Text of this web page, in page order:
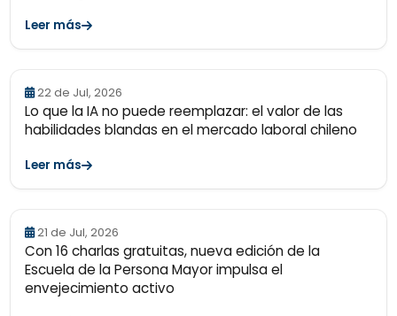
Leer más
22 de Jul, 2026
Lo que la IA no puede reemplazar: el valor de las
habilidades blandas en el mercado laboral chileno
Leer más
21 de Jul, 2026
Con 16 charlas gratuitas, nueva edición de la
Escuela de la Persona Mayor impulsa el
envejecimiento activo